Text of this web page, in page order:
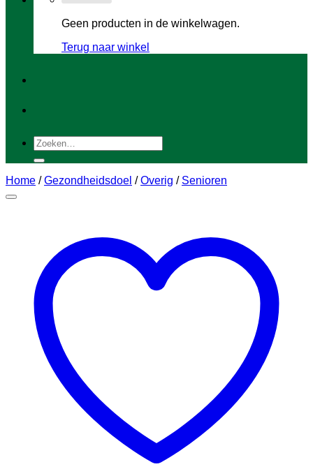
Geen producten in de winkelwagen.
Terug naar winkel
Zoeken
naar:
Home / Gezondheidsdoel / Overig / Senioren